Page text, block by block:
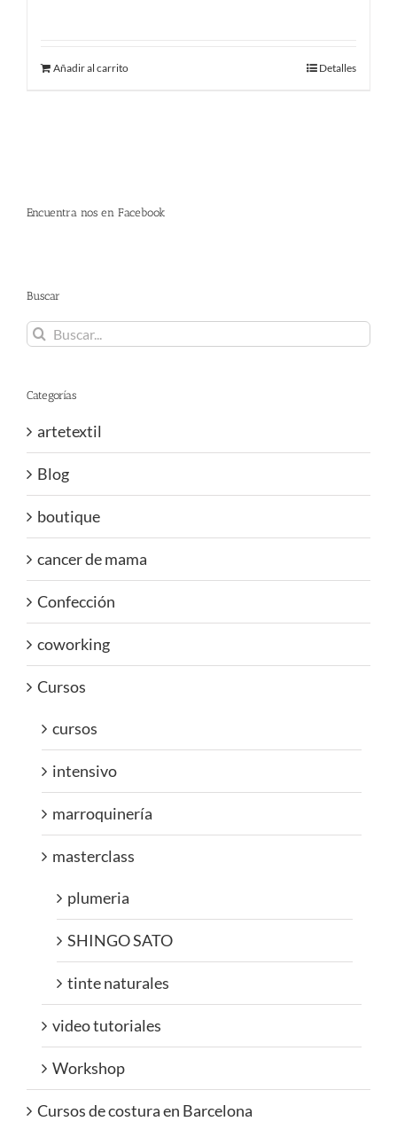
Añadir al carrito Detalles
Encuentra nos en Facebook
Buscar
Buscar:
Categorías
artetextil
Blog
boutique
cancer de mama
Confección
coworking
Cursos
cursos
intensivo
marroquinería
masterclass
plumeria
SHINGO SATO
tinte naturales
video tutoriales
Workshop
Cursos de costura en Barcelona